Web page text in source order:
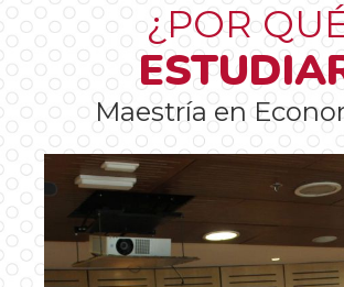
¿POR
Maestría en